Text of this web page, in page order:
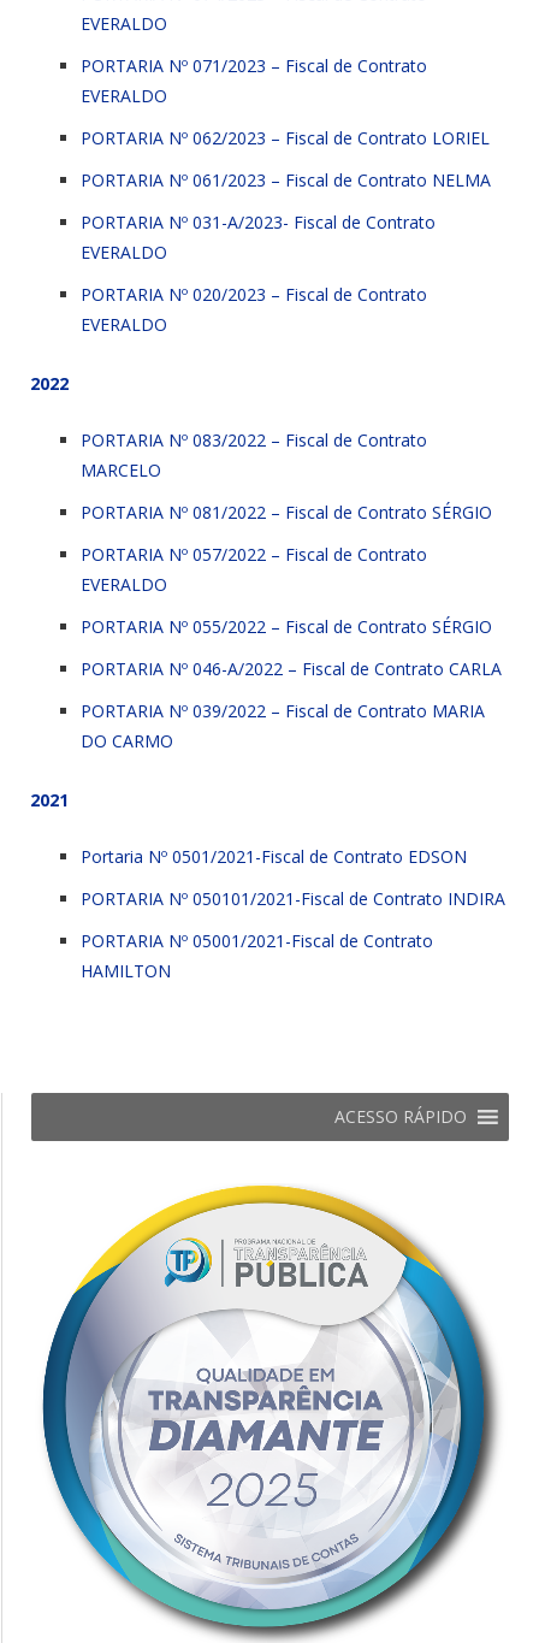
EVERALDO
PORTARIA Nº 071/2023 – Fiscal de Contrato
EVERALDO
PORTARIA Nº 062/2023 – Fiscal de Contrato LORIEL
PORTARIA Nº 061/2023 – Fiscal de Contrato NELMA
PORTARIA Nº 031-A/2023- Fiscal de Contrato
EVERALDO
PORTARIA Nº 020/2023 – Fiscal de Contrato
EVERALDO
2022
PORTARIA Nº 083/2022 – Fiscal de Contrato
MARCELO
PORTARIA Nº 081/2022 – Fiscal de Contrato SÉRGIO
PORTARIA Nº 057/2022 – Fiscal de Contrato
EVERALDO
PORTARIA Nº 055/2022 – Fiscal de Contrato SÉRGIO
PORTARIA Nº 046-A/2022 – Fiscal de Contrato CARLA
PORTARIA Nº 039/2022 – Fiscal de Contrato MARIA
DO CARMO
2021
Portaria Nº 0501/2021-Fiscal de Contrato EDSON
PORTARIA Nº 050101/2021-Fiscal de Contrato INDIRA
PORTARIA Nº 05001/2021-Fiscal de Contrato
HAMILTON
ACESSO RÁPIDO